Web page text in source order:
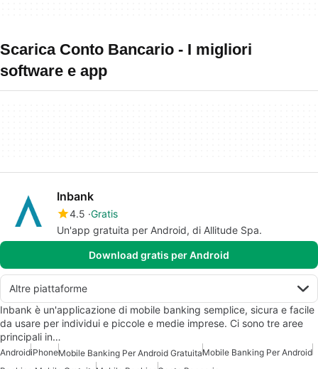
Scarica Conto Bancario - I migliori
software e app
Inbank
4.5 Gratis
Un'app gratuita per Android, di Allitude Spa.
Download gratis per Android
Altre piattaforme
Inbank è un'applicazione di mobile banking semplice, sicura e facile
da usare per individui e piccole e medie imprese. Ci sono tre aree
principali in…
AndroidiPhoneMobile Banking Per Android GratuitaMobile Banking Per Android